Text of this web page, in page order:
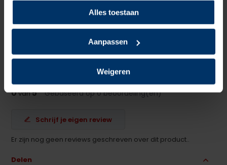
Alles toestaan
Aanpassen
Weigeren
Overige specificaties ESD, Veganistisch
Beoordelingen
0van5 Gebaseerd op 0 beoordeling(en)
Schrijf je eigen review
Er zijn nog geen reviews geschreven over dit product..
Delen